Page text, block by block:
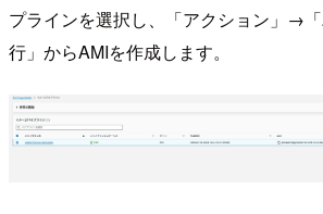
プラインを選択し、「アクション」→
行」からAMIを作成します。